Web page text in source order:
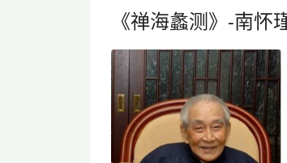
《禅海蠡测》-南怀